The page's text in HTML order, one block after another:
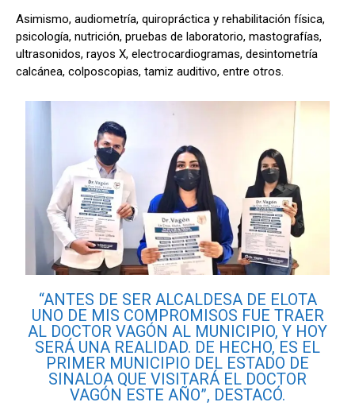
Asimismo, audiometría, quiropráctica y rehabilitación física,
psicología, nutrición, pruebas de laboratorio, mastografías,
ultrasonidos, rayos X, electrocardiogramas, desintometría
calcánea, colposcopias, tamiz auditivo, entre otros.
“ANTES DE SER ALCALDESA DE ELOTA
UNO DE MIS COMPROMISOS FUE TRAER
AL DOCTOR VAGÓN AL MUNICIPIO, Y HOY
SERÁ UNA REALIDAD. DE HECHO, ES EL
PRIMER MUNICIPIO DEL ESTADO DE
SINALOA QUE VISITARÁ EL DOCTOR
VAGÓN ESTE AÑO”, DESTACÓ.